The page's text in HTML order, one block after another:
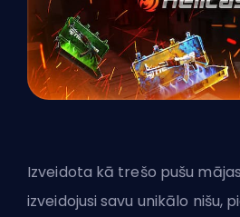
Izveidota kā trešo pušu
izveidojusi savu unikālo nišu,